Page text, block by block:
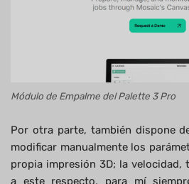
Módulo de Empalme del Palette 3 Pro
Por otra parte, también dispone
modificar manualmente los
propia impresión 3D; la velocidad,
a este respecto, para mí